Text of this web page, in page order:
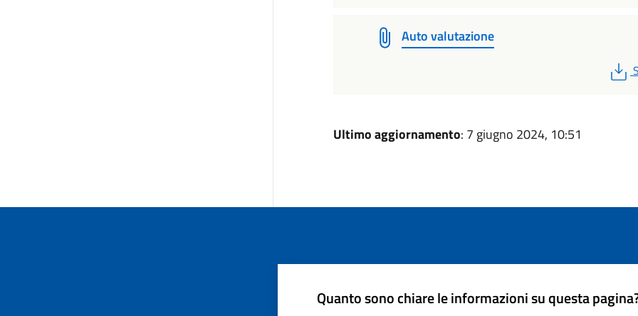
Auto valutazione
Ultimo aggiornamento: 7 giugno 2024, 10:51
Quanto sono chiare le informazioni su questa